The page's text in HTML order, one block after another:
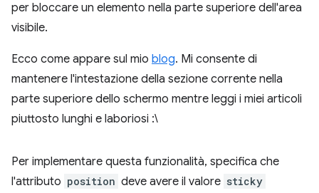
per bloccare un elemento nella parte superiore dell'area
visibile.
Ecco come appare sul mio blog. Mi consente di
mantenere l'intestazione della sezione corrente nella
parte superiore dello schermo mentre leggi i miei articoli
piuttosto lunghi e laboriosi :\
Per implementare questa funzionalità, specifica che
l'attributo position deve avere il valore sticky